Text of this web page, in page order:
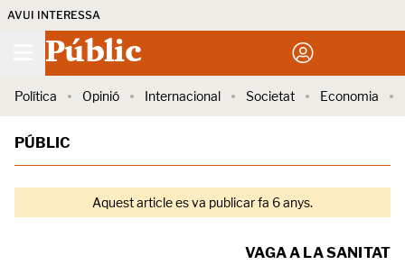
AVUI INTERESSA
Públic
Política Opinió Internacional Societat Economia
PÚBLIC
Aquest article es va publicar fa 6 anys.
VAGA A LA SANITAT